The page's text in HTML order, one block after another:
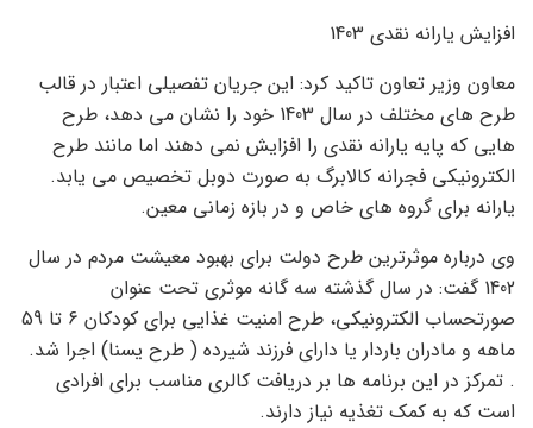
افزایش یارانه نقدی 1403
معاون وزیر تعاون تاکید کرد: این جریان تفصیلی اعتبار در قالب
طرح های مختلف در سال 1403 خود را نشان می دهد، طرح
هایی که پایه یارانه نقدی را افزایش نمی دهند اما مانند طرح
الکترونیکی فجرانه کالابرگ به صورت دوبل تخصیص می یابد.
یارانه برای گروه های خاص و در بازه زمانی معین.
وی درباره موثرترین طرح دولت برای بهبود معیشت مردم در سال
1402 گفت: در سال گذشته سه گانه موثری تحت عنوان
صورتحساب الکترونیکی، طرح امنیت غذایی برای کودکان 6 تا 59
ماهه و مادران باردار یا دارای فرزند شیرده ( طرح یسنا) اجرا شد.
. تمرکز در این برنامه ها بر دریافت کالری مناسب برای افرادی
است که به کمک تغذیه نیاز دارند.